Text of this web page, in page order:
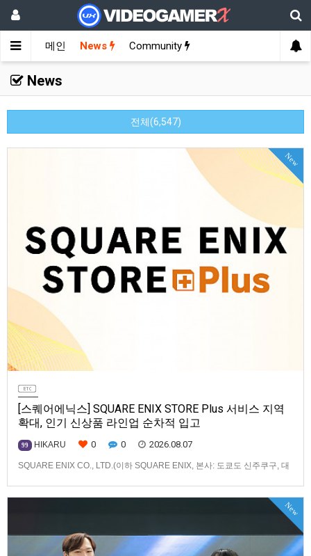
메인 News Community
News
전체(6,547)
New
[스퀘어에닉스] SQUARE ENIX STORE Plus 서비스 지역
확대, 인기 신상품 라인업 순차적 입고
99 HIKARU 0 0 2026.08.07
SQUARE ENIX CO., LTD.(이하 SQUARE ENIX, 본사: 도쿄도 신주쿠구, 대
위해 서비스 대상 지역을 확대하고, 새로운 공식 상품의 판매를 시작하였습New